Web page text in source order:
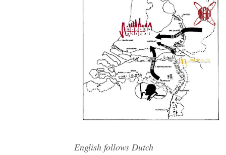
English follows Dutch